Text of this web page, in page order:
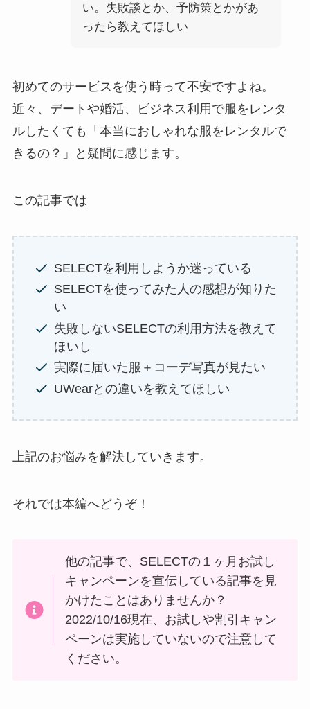
い。失敗談とか、予防策とかがあ
ったら教えてほしい
初めてのサービスを使う時って不安ですよね。
近々、デートや婚活、ビジネス利用で服をレンタ
ルしたくても「本当におしゃれな服をレンタルで
きるの？」と疑問に感じます。
この記事では
SELECTを利用しようか迷っている
SELECTを使ってみた人の感想が知りた
い
失敗しないSELECTの利用方法を教えて
ほいし
実際に届いた服＋コーデ写真が見たい
UWearとの違いを教えてほしい
上記のお悩みを解決していきます。
それでは本編へどうぞ！
他の記事で、SELECTの１ヶ月お試し
キャンペーンを宣伝している記事を見
かけたことはありませんか？
2022/10/16現在、お試しや割引キャン
ペーンは実施していないので注意して
ください。